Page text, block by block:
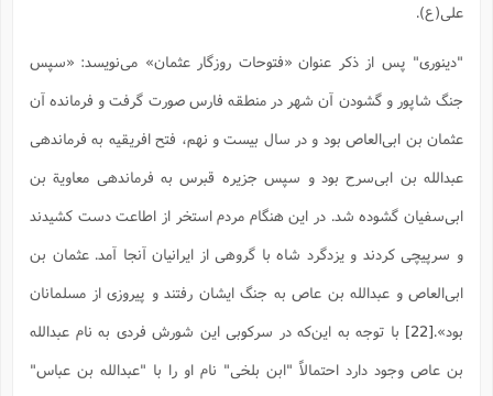
علی(ع).
"دینوری" پس از ذکر عنوان «فتوحات روزگار عثمان» می‌نویسد: «سپس
جنگ شاپور و گشودن آن شهر در منطقه فارس صورت گرفت و فرمانده آن
عثمان بن ابى‌العاص بود و در سال بیست و نهم، فتح افریقیه به فرماندهى
عبدالله بن ابى‌سرح بود و سپس جزیره قبرس به فرماندهى معاویة بن
ابى‌سفیان گشوده شد. در این هنگام مردم استخر از اطاعت دست کشیدند
و سرپیچى کردند و یزدگرد شاه با گروهى از ایرانیان آنجا آمد. عثمان بن
ابى‌العاص و عبدالله بن عاص به جنگ ایشان رفتند و پیروزى از مسلمانان
بود».[22]
با توجه به این‌که در سرکوبی این شورش فردی به نام عبدالله
بن عاص وجود دارد احتمالاً "ابن بلخی" نام او را با "عبدالله بن عباس"